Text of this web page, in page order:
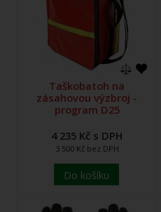
Taškobatoh na
zásahovou výzbroj -
program D25
4 235 Kč s DPH
3 500 Kč bez DPH
Do košíku